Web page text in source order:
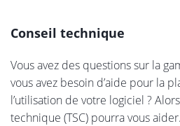
Conseil technique
Vous avez des questions sur la
vous avez besoin d’aide pour la
l’utilisation de votre logiciel ?
technique (TSC) pourra vous